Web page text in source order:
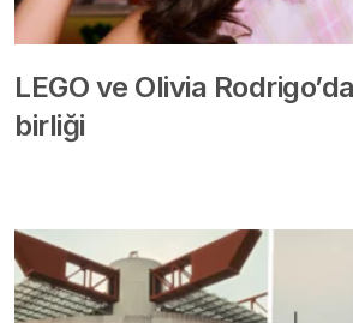
LEGO ve Olivia
birliği